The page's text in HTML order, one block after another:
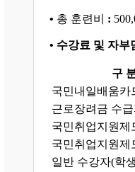
• 총 훈련비 :
• 수강료 및 자부
구
국민내일배움
근로장려금 수
국민취업지원제
국민취업지원제
일반 수강자(학